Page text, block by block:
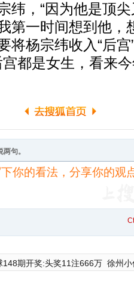
纬，“因为他是顶
第一时间想到他，
将杨宗纬收入“后宫
宫都是女生，看来
句。
148期开奖:头奖11注666万 徐州